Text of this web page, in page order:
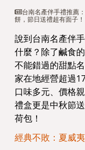
台南名產伴手禮推薦
餅，節日送禮超有面子！
說到台南名產伴
什麼？除了鹹食
不能錯過的甜點
家在地經營超過
口味多元、價格
禮盒更是中秋節
荷包！
經典不敗：夏威